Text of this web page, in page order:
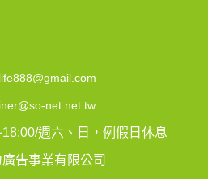
net.net.tw
週六、日，例假日休息
告事業有限公司